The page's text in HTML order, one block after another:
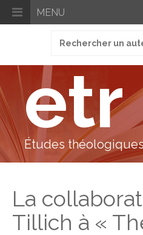
MENU
pour
etr
Études
La
Tillich à «